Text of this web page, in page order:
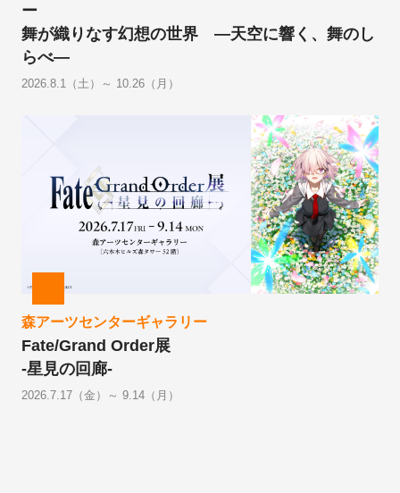
ー
舞が織りなす幻想の世界 ―天空に響く、舞のし
らべ―
2026.8.1（土）～ 10.26（月）
森アーツセンターギャラリー
Fate/Grand Order展
-星見の回廊-
2026.7.17（金）～ 9.14（月）